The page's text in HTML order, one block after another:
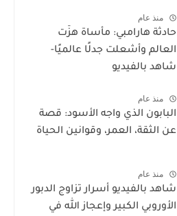
منذ عام
حادثة هارامبي: مأساة هزّت
العالم وأشعلت جدلًا عالميًا-
شاهد بالفيديو
منذ عام
البابون الذي واجه الأسود: قصة
عن الثقة، العمر، وقوانين الحياة
منذ عام
شاهد بالفيديو أسرار تزاوج الدبور
الأوروبي الكبير وإعجاز الله في